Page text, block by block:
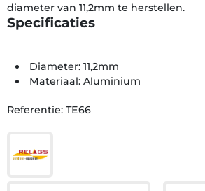
diameter van 11,2mm te herstellen.
Specificaties
Diameter: 11,2mm
Materiaal: Aluminium
Referentie: TE66